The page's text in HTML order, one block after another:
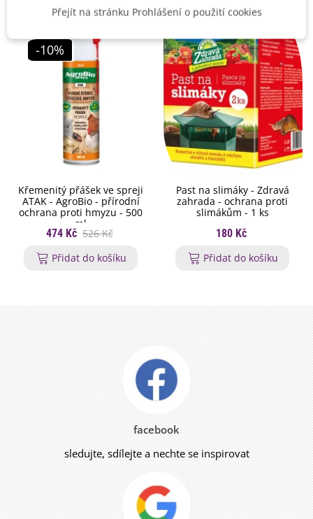
Další informace a bezpečnostní pokyny naleznete uvedené
na výrobku.
-10%
Křemenitý přášek ve spreji
ATAK - AgroBio - přírodní
ochrana proti hmyzu - 500
ml
474 Kč 526 Kč
Přidat do košíku
Past na slimáky - Zdravá
zahrada - ochrana proti
slimákům - 1 ks
180 Kč
Přidat do košíku
facebook
sledujte, sdílejte a nechte se inspirovat
Přejít na stránku Prohlášení o použití cookies